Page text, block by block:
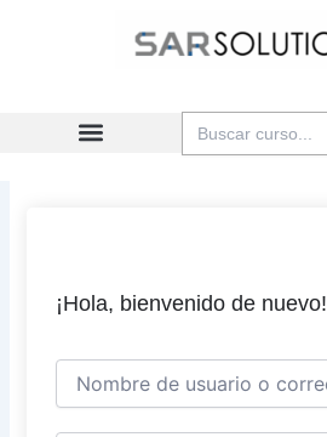
Buscar:
¡Hola, bienvenido de nuevo!